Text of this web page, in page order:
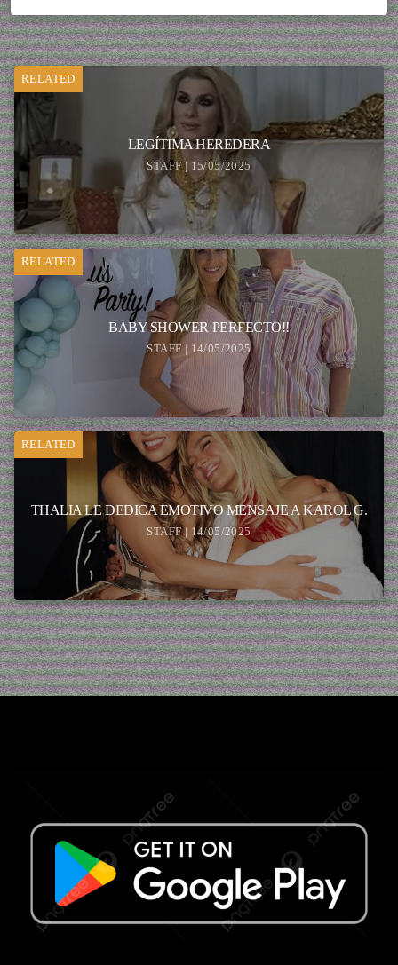
RELATED
LEGÍTIMA HEREDERA
STAFF | 15/05/2025
RELATED
BABY SHOWER PERFECTO!!
STAFF | 14/05/2025
RELATED
THALIA LE DEDICA EMOTIVO MENSAJE A KAROL G.
STAFF | 14/05/2025